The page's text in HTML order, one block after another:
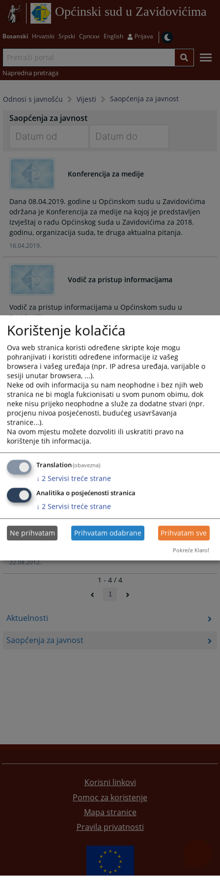
Općinski sud u Zavidovićima
Bosanski Hrvatski Srpski Српски English Prijava
Napredna pretraga
Odnosi s javnošću Vijesti Saopćenja za javnost
Aktuelnosti
Saopćenja za javnost
Saopćenja za javnost
forward
interact
the
calendar
and
select
a
Press
question
mark
key
to
get
the
keyboard
shortcuts
for
changing
dates.
to
the
calendar
and
the
mark
key
to
get
the
keyboard
shortcuts
for
changing
dates.
Konferencija za medije
Dana 08.04.2019. godine u Općinskom sudu u Zavidovićima
održana je Konferencija za medije na kojoj je predstavljen
Izvještaj o radu Općinskog suda u Zavidovićima za 2018.
godinu, organizacija suda, te druga aktualna pitanja.
16.04.2019.
Vodič za pristup informacijama
Vodič za pristup informacijama u Općinskom sudu u
Zavidovićima
16.03.2015.
Obavjest o radnom vremenu u Odjeljenju
u Maglaju
S obzirom da je zgrada u kojoj je smješteno Odjeljenje suda
u Maglaju bila poplavljena
21.05.2014.
Izvršenje kućnog zatvora s elektroničkim
nadzorom
U Općinkom sudu u Zavidovićima krenulo se sa upućivanjem
osuđenih osoba na izdržavanje kazne zatvora u kućnom
zatvoru sa elektroničkim nadzorom. Na ovaj način kaznu
mogu izdržavati osobe sa prebivalištem/boravištem na
području općine Zavidovići i općine Maglaj koje su
pravomoćno osuđene na kaznu zatvora do jedne (1) godine i
koje daju svoj pristanak na ovakav način izdržavanja kazne
22.08.2012.
1 - 4 / 4
1
Korisni linkovi
Pomoc za koristenje
Mapa stranice
Pravila privatnosti
Korištenje kolačića
Ova web stranica koristi određene skripte koje mogu
pohranjivati i koristiti određene informacije iz vašeg
browsera i vašeg uređaja (npr. IP adresa uređaja, varijable o
sesiji unutar browsera, ...).
Neke od ovih informacija su nam neophodne i bez njih web
stranica ne bi mogla fukcionisati u svom punom obimu, dok
neke nisu prijeko neophodne a služe za dodatne stvari (npr.
procjenu nivoa posjećenosti, budućeg usavršavanja
stranice...).
Na ovom mjestu možete dozvoliti ili uskratiti pravo na
korištenje tih informacija.
Translation(obavezna)
↓ 2 Servisi treće strane
Analitika o posjećenosti stranica
↓ 2 Servisi treće strane
Ne prihvatam Prihvatam odabrane Prihvatam sve
Pokreće Klaro!